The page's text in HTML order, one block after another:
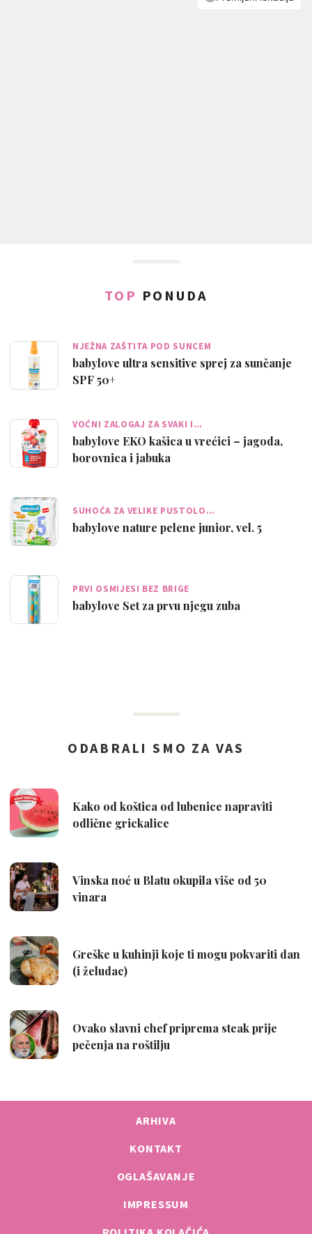
TOP PONUDA
NJEŽNA ZAŠTITA POD SUNCEM
babylove ultra sensitive sprej za sunčanje
SPF 50+
VOĆNI ZALOGAJ ZA SVAKI I…
babylove EKO kašica u vrećici – jagoda,
borovnica i jabuka
SUHOĆA ZA VELIKE PUSTOLO…
babylove nature pelene junior, vel. 5
PRVI OSMIJESI BEZ BRIGE
babylove Set za prvu njegu zuba
ARHIVA
KONTAKT
OGLAŠAVANJE
IMPRESSUM